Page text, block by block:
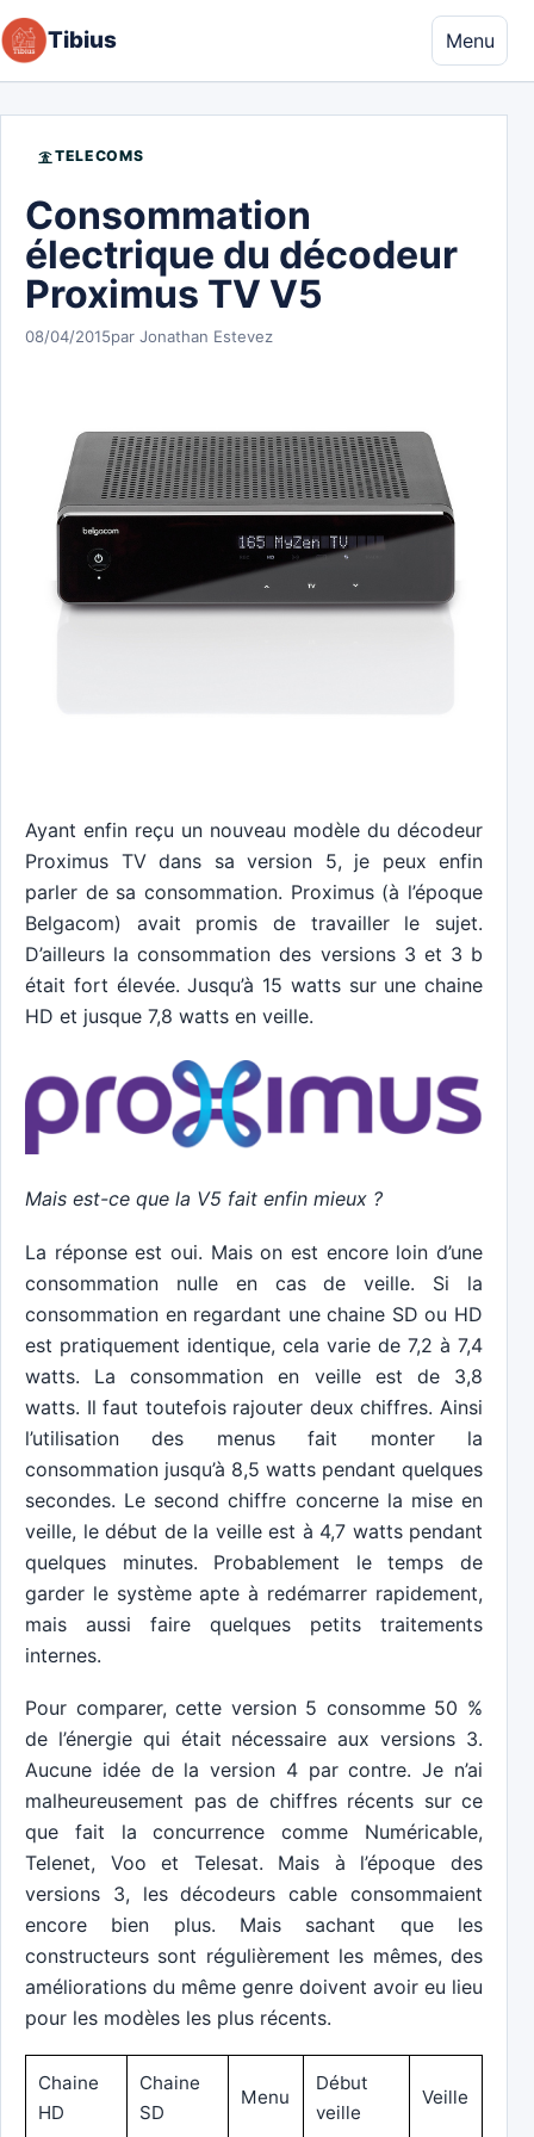
Aller au contenu
Tibius Menu
TELECOMS
Consommation
électrique du décodeur
Proximus TV V5
08/04/2015par Jonathan Estevez
Ayant enfin reçu un nouveau modèle du décodeur
Proximus TV dans sa version 5, je peux enfin
parler de sa consommation. Proximus (à l’époque
Belgacom) avait promis de travailler le sujet.
D’ailleurs la consommation des versions 3 et 3 b
était fort élevée. Jusqu’à 15 watts sur une chaine
HD et jusque 7,8 watts en veille.
Mais est-ce que la V5 fait enfin mieux ?
La réponse est oui. Mais on est encore loin d’une
consommation nulle en cas de veille. Si la
consommation en regardant une chaine SD ou HD
est pratiquement identique, cela varie de 7,2 à 7,4
watts. La consommation en veille est de 3,8
watts. Il faut toutefois rajouter deux chiffres. Ainsi
l’utilisation des menus fait monter la
consommation jusqu’à 8,5 watts pendant quelques
secondes. Le second chiffre concerne la mise en
veille, le début de la veille est à 4,7 watts pendant
quelques minutes. Probablement le temps de
garder le système apte à redémarrer rapidement,
mais aussi faire quelques petits traitements
internes.
Pour comparer, cette version 5 consomme 50 %
de l’énergie qui était nécessaire aux versions 3.
Aucune idée de la version 4 par contre. Je n’ai
malheureusement pas de chiffres récents sur ce
que fait la concurrence comme Numéricable,
Telenet, Voo et Telesat. Mais à l’époque des
versions 3, les décodeurs cable consommaient
encore bien plus. Mais sachant que les
constructeurs sont régulièrement les mêmes, des
améliorations du même genre doivent avoir eu lieu
pour les modèles les plus récents.
Chaine
HD
Chaine
SD
Menu
Début
veille
Veille